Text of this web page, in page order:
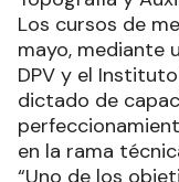
Los cursos de
mayo, mediante
DPV y el
dictado de
en la rama